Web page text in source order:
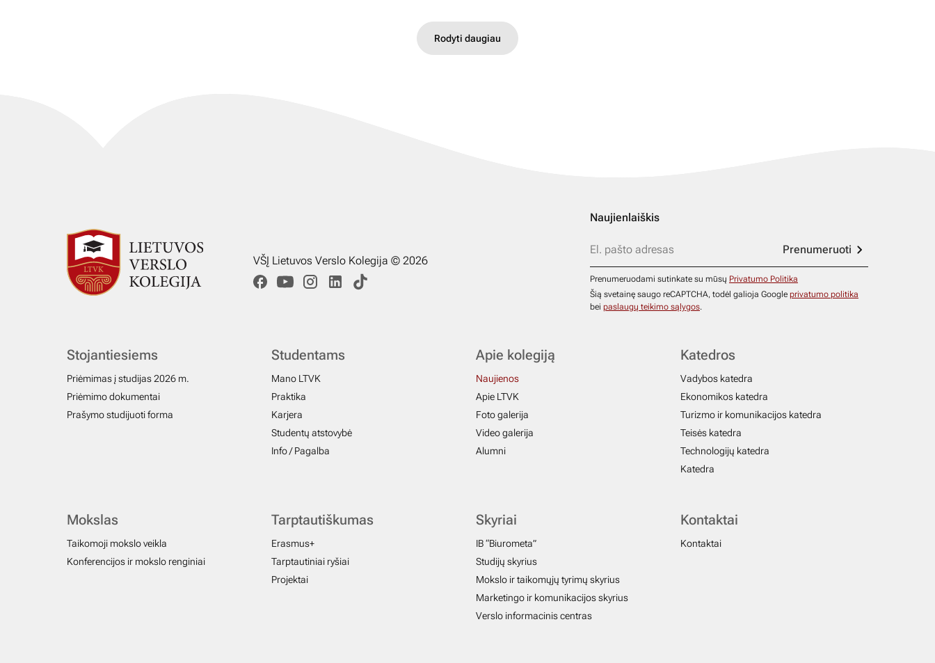
Rodyti daugiau
VŠĮ Lietuvos Verslo Kolegija © 2026
Naujienlaiškis
Prenumeruoti
Prenumeruodami sutinkate su mūsų Privatumo Politika
Šią svetainę saugo reCAPTCHA, todėl galioja Google privatumo politika
bei paslaugų teikimo sąlygos.
Stojantiesiems
Priėmimas į studijas 2026 m.
Priėmimo dokumentai
Prašymo studijuoti forma
Studentams
Mano LTVK
Praktika
Karjera
Studentų atstovybė
Info / Pagalba
Apie kolegiją
Naujienos
Apie LTVK
Foto galerija
Video galerija
Alumni
Katedros
Vadybos katedra
Ekonomikos katedra
Turizmo ir komunikacijos katedra
Teisės katedra
Technologijų katedra
Katedra
Mokslas
Taikomoji mokslo veikla
Konferencijos ir mokslo renginiai
Tarptautiškumas
Erasmus+
Tarptautiniai ryšiai
Projektai
Skyriai
IB “Biurometa”
Studijų skyrius
Mokslo ir taikomųjų tyrimų skyrius
Marketingo ir komunikacijos skyrius
Verslo informacinis centras
Kontaktai
Kontaktai